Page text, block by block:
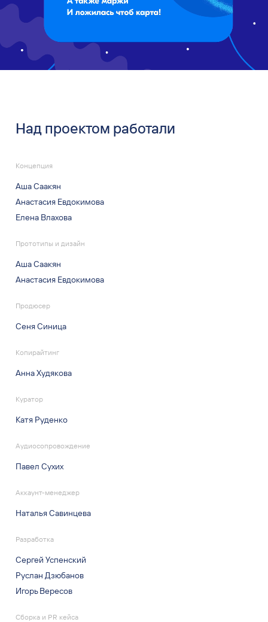
Над проектом работали
Концепция
Аша Саакян
Анастасия Евдокимова
Елена Влахова
Прототипы и дизайн
Аша Саакян
Анастасия Евдокимова
Продюсер
Сеня Синица
Копирайтинг
Анна Худякова
Куратор
Катя Руденко
Аудиосопровождение
Павел Сухих
Аккаунт-менеджер
Наталья Савинцева
Разработка
Сергей Успенский
Руслан Дзюбанов
Игорь Вересов
Сборка и PR кейса